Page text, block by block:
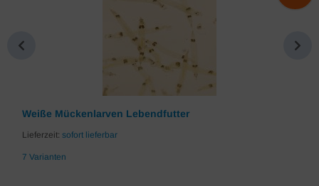
Weiße Mückenlarven Lebendfutter
Lieferzeit: sofort lieferbar
7 Varianten